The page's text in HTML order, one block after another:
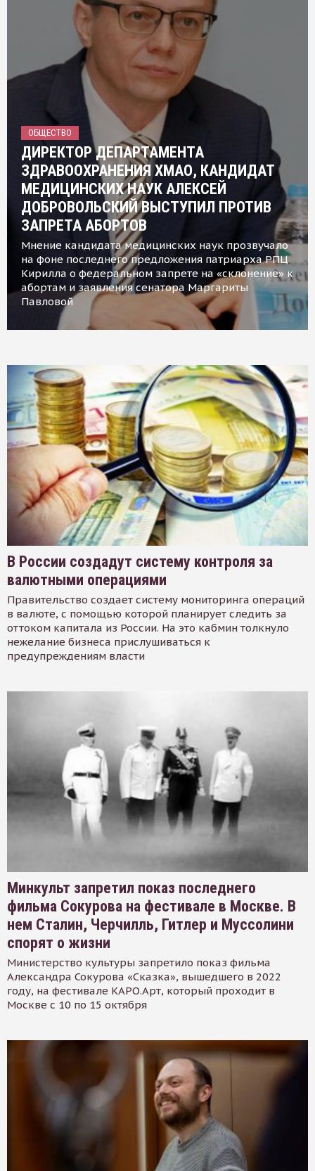
ОБЩЕСТВО
ДИРЕКТОР ДЕПАРТАМЕНТА
ЗДРАВООХРАНЕНИЯ ХМАО, КАНДИДАТ
МЕДИЦИНСКИХ НАУК АЛЕКСЕЙ
ДОБРОВОЛЬСКИЙ ВЫСТУПИЛ ПРОТИВ
ЗАПРЕТА АБОРТОВ
Мнение кандидата медицинских наук прозвучало
на фоне последнего предложения патриарха РПЦ
Кирилла о федеральном запрете на «склонение» к
абортам и заявления сенатора Маргариты
Павловой
В России создадут систему контроля за
валютными операциями
Правительство создает систему мониторинга операций
в валюте, с помощью которой планирует следить за
оттоком капитала из России. На это кабмин толкнуло
нежелание бизнеса прислушиваться к
предупреждениям власти
Минкульт запретил показ последнего
фильма Сокурова на фестивале в Москве. В
нем Сталин, Черчилль, Гитлер и Муссолини
спорят о жизни
Министерство культуры запретило показ фильма
Александра Сокурова «Сказка», вышедшего в 2022
году, на фестивале КАРО.Арт, который проходит в
Москве с 10 по 15 октября